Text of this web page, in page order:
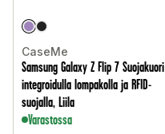
CaseMe
Samsung Galaxy Z Flip 7 Suojakuori
integroidulla lompakolla ja RFID-
suojalla, Liila
Varastossa